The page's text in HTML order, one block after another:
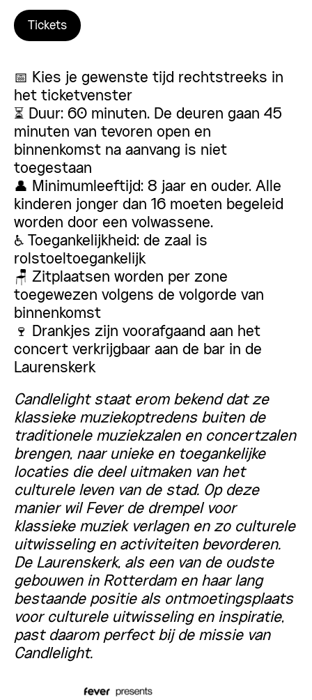
Tickets
📅 Kies je gewenste tijd rechtstreeks in
het ticketvenster
⏳ Duur: 60 minuten. De deuren gaan 45
minuten van tevoren open en
binnenkomst na aanvang is niet
toegestaan
👤 Minimumleeftijd: 8 jaar en ouder. Alle
kinderen jonger dan 16 moeten begeleid
worden door een volwassene.
♿ Toegankelijkheid: de zaal is
rolstoeltoegankelijk
🪑 Zitplaatsen worden per zone
toegewezen volgens de volgorde van
binnenkomst
🍷 Drankjes zijn voorafgaand aan het
concert verkrijgbaar aan de bar in de
Laurenskerk
Candlelight staat erom bekend dat ze
klassieke muziekoptredens buiten de
traditionele muziekzalen en concertzalen
brengen, naar unieke en toegankelijke
locaties die deel uitmaken van het
culturele leven van de stad. Op deze
manier wil Fever de drempel voor
klassieke muziek verlagen en zo culturele
uitwisseling en activiteiten bevorderen.
De Laurenskerk, als een van de oudste
gebouwen in Rotterdam en haar lang
bestaande positie als ontmoetingsplaats
voor culturele uitwisseling en inspiratie,
past daarom perfect bij de missie van
Candlelight.